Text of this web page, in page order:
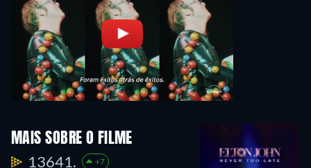
MAIS SOBRE O FILME
13641. +7